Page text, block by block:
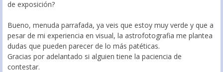
de exposición?
Bueno, menuda parrafada, ya veis que estoy muy verde y que a
pesar de mi experiencia en visual, la astrofotografia me plantea
dudas que pueden parecer de lo más patéticas.
Gracias por adelantado si alguien tiene la paciencia de
contestar.